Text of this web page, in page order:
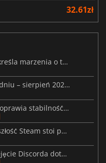
32.61zł
Wyciek ceny Steam Frame przekreśla marzenia o tanim zestawie VR
Premiery gier wideo w tym tygodniu – sierpień 2026 r. (32. tydzień)
Nowa aktualizacja w Palworld poprawia stabilność Sunreach i walk z bossami
Projekt Helix znów w grze, przyszłość Steam stoi pod znakiem zapytania
Złośliwe oprogramowanie i przejęcie Discorda dotknęły Meccha Chameleon